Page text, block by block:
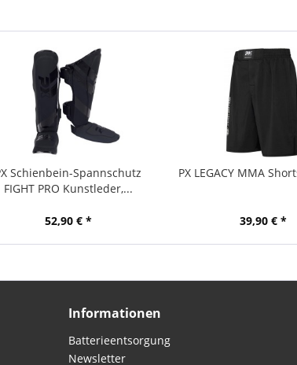
Schienbein-Spannschutz
FIGHT PRO Kunstleder,...
52,90 € *
PX LEGACY MMA
39,90 € *
Informationen
Batterieentsorgung
Newsletter